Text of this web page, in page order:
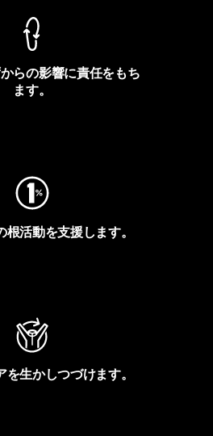
らの影響に責任をもち
ます。
活動を支援します。
生かしつづけます。